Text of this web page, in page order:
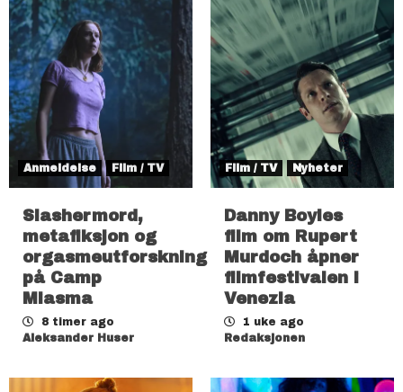
Anmeldelse Film / TV
Slashermord,
metafiksjon og
orgasmeutforskning
på Camp
Miasma
8 timer ago
Aleksander Huser
Film / TV Nyheter
Danny Boyles
film om Rupert
Murdoch åpner
filmfestivalen i
Venezia
1 uke ago
Redaksjonen